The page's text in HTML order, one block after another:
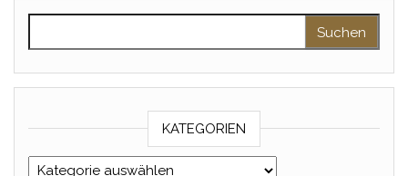
KATEGORIEN
Kategorien